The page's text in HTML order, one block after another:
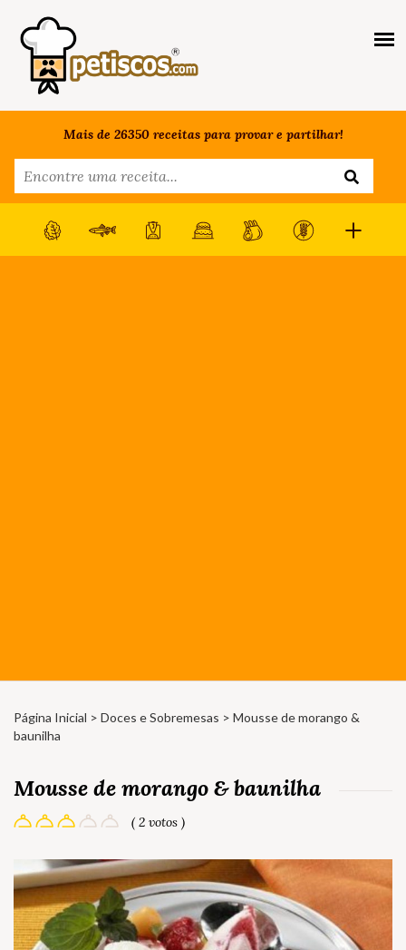
Mais de 26350 receitas para provar e partilhar!
Página Inicial > Doces e Sobremesas > Mousse de morango &
baunilha
Mousse de morango & baunilha
( 2 votos )